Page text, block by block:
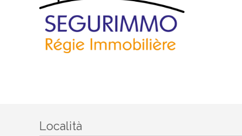
Località